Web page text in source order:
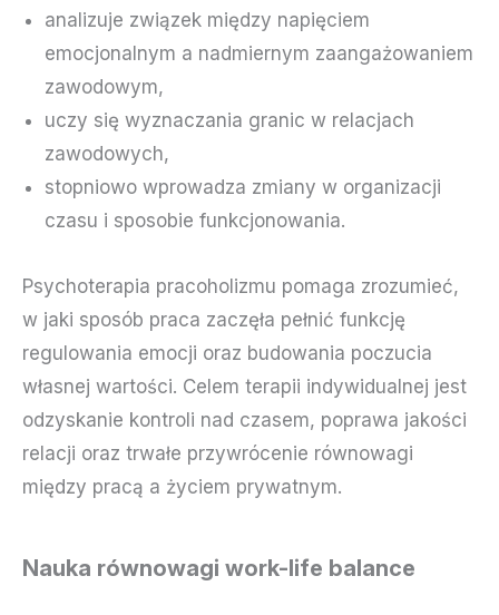
analizuje związek między napięciem
emocjonalnym a nadmiernym zaangażowaniem
zawodowym,
uczy się wyznaczania granic w relacjach
zawodowych,
stopniowo wprowadza zmiany w organizacji
czasu i sposobie funkcjonowania.
Psychoterapia pracoholizmu pomaga zrozumieć,
w jaki sposób praca zaczęła pełnić funkcję
regulowania emocji oraz budowania poczucia
własnej wartości. Celem terapii indywidualnej jest
odzyskanie kontroli nad czasem, poprawa jakości
relacji oraz trwałe przywrócenie równowagi
między pracą a życiem prywatnym.
Nauka równowagi work-life balance